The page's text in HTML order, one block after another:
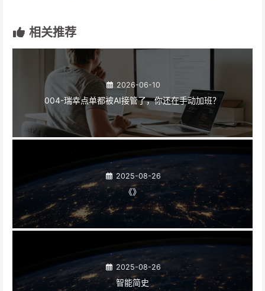
相关推荐
2026-06-10
004-瑞幸点单都被AI接管了，你还在手动加班？
2025-08-26
《》
2025-08-26
智能简史